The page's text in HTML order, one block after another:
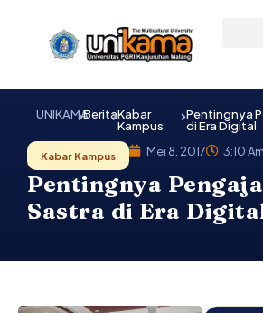
UNIKAMABeritaKabar
Kampus
Pentingnya
di Era Digital
Kabar Kampus Mei 8, 2017 3:10 Am
Pentingnya
Sastra di Era